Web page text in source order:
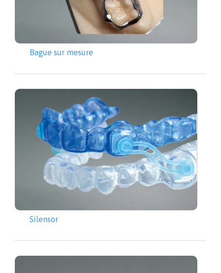
Bague sur mesure
Silensor